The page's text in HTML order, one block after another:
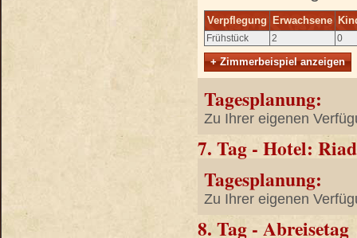
Verpflegung Erwachsene
Frühstück 2 0
+ Zimmerbeispiel anzeigen
Tagesplanung:
Zu Ihrer eigenen
7. Tag - Hotel:
Tagesplanung:
Zu Ihrer eigenen
8. Tag - Abreisetag